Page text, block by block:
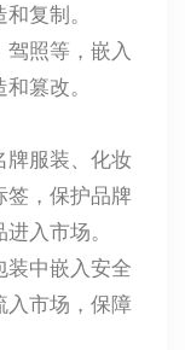
复制。
驾照等，嵌入
篡改。
牌服装、化妆
签，保护品牌
入市场。
装中嵌入安全
入市场，保障